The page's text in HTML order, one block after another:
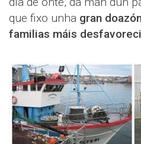
que fixo unha gran
familias máis